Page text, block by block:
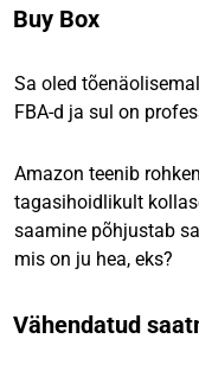
Buy Box
Sa oled
FBA-d ja sul on
Amazon teenib
tagasihoidlikult
saamine põhjustab
mis on ju hea, eks?
Vähendatud